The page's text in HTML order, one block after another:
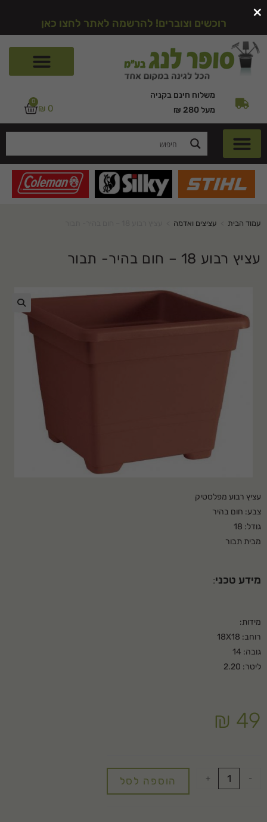
רוכשים וצוברים! להרשמה לאתר לחצו כאן
משלוח חינם בקניה
מעל 280 ₪
₪ 0
0
עמוד הבית עציצים ואדמה
עציץ רבוע 18 – חום בהיר- תבור
עציץ רבוע מפלסטיק
צבע: חום בהיר
גודל: 18
מבית תבור
מידע טכני:
מידות:
רוחב: 18X18
גובה: 14
ליטר: 2.20
₪ 49
-
+ הוספה לסל
×